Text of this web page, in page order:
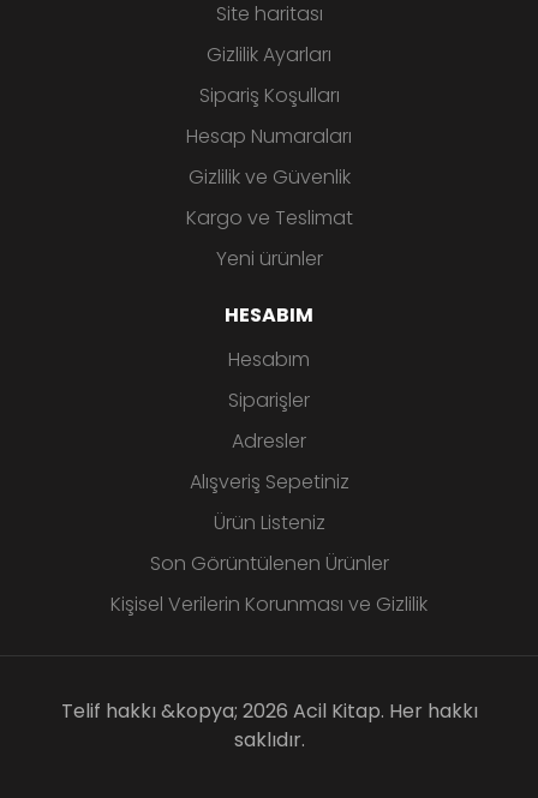
Site haritası
Gizlilik Ayarları
Sipariş Koşulları
Hesap Numaraları
Gizlilik ve Güvenlik
Kargo ve Teslimat
Yeni ürünler
HESABIM
Hesabım
Siparişler
Adresler
Alışveriş Sepetiniz
Ürün Listeniz
Son Görüntülenen Ürünler
Kişisel Verilerin Korunması ve Gizlilik
Telif hakkı &kopya; 2026 Acil Kitap. Her hakkı
saklıdır.